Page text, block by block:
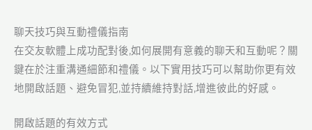
聊天技巧與互動禮儀指南
在交友軟體上成功配對後,如何展開有意義的聊天和互動呢？關
鍵在於注重溝通細節和禮儀。以下實用技巧可以幫助你更有效
地開啟話題、避免冒犯,並持續維持對話,增進彼此的好感。
開啟話題的有效方式